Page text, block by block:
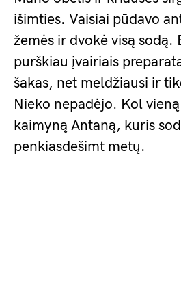
išimties. Vaisiai pūdavo
žemės ir dvokė visą sodą.
purškiau įvairiais
šakas, net meldžiausi ir
Nieko nepadėjo. Kol
kaimyną Antaną, kuris
penkiasdešimt metų.